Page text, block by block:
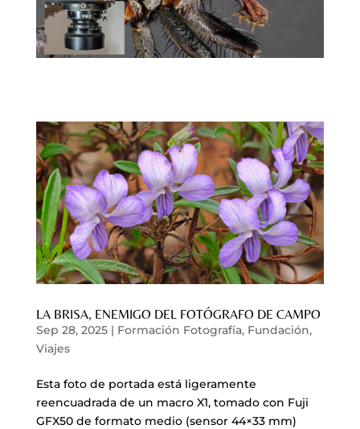
LA BRISA, ENEMIGO DEL FOTÓGRAFO DE CAMPO
Sep 28, 2025| Formación Fotografía, Fundación,
Viajes
Esta foto de portada está ligeramente
reencuadrada de un macro X1, tomado con Fuji
GFX50 de formato medio (sensor 44×33 mm)